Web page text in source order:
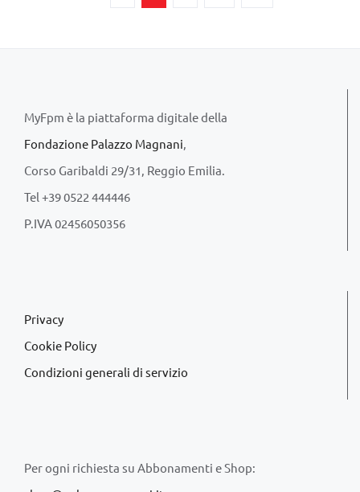
MyFpm è la piattaforma digitale della
Fondazione Palazzo Magnani
Corso Garibaldi 29/31, Reggio Emilia.
Tel +39 0522 444446
P.IVA 02456050356
Privacy
Cookie Policy
Condizioni generali di servizio
Per ogni richiesta su Abbonamenti e Shop: